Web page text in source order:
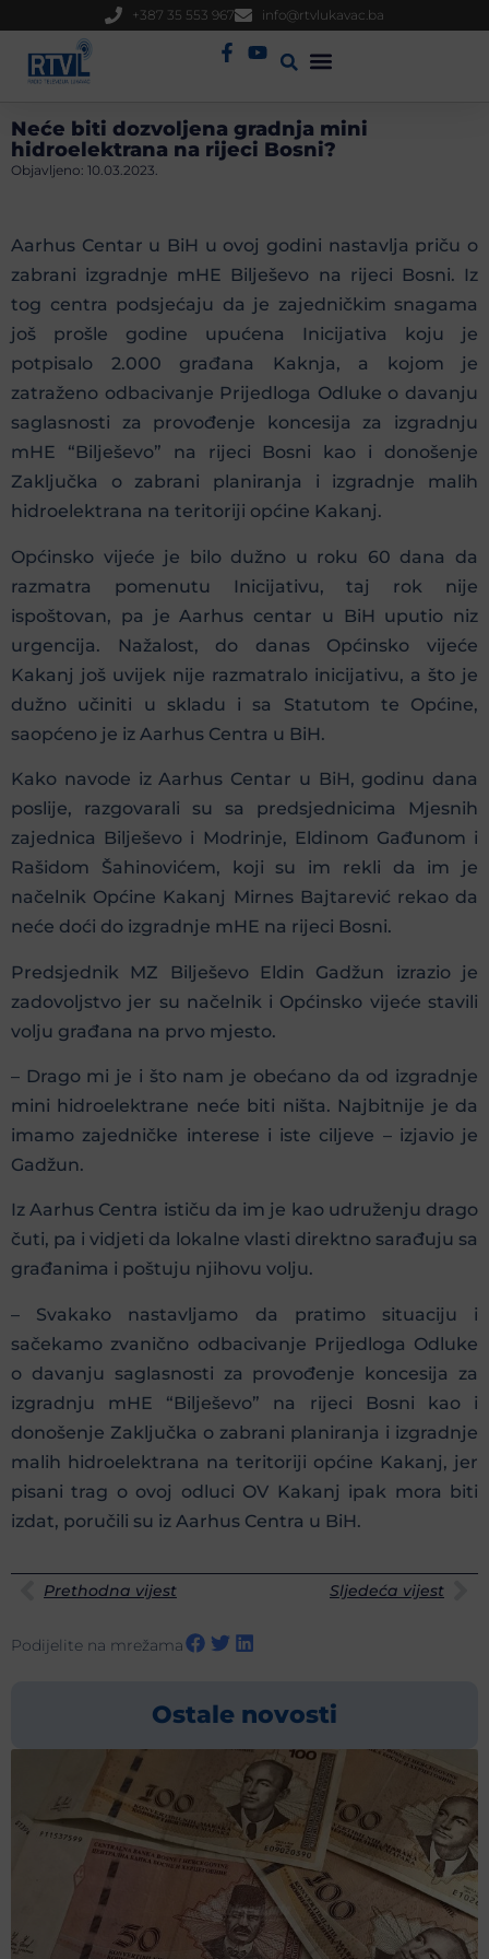
+387 35 553 967 info@rtvlukavac.ba
Neće biti dozvoljena gradnja mini
hidroelektrana na rijeci Bosni?
Objavljeno: 10.03.2023.
Aarhus Centar u BiH u ovoj godini nastavlja priču o
zabrani izgradnje mHE Bilješevo na rijeci Bosni. Iz
tog centra podsjećaju da je zajedničkim snagama
još prošle godine upućena Inicijativa koju je
potpisalo 2.000 građana Kaknja, a kojom je
zatraženo odbacivanje Prijedloga Odluke o davanju
saglasnosti za provođenje koncesija za izgradnju
mHE “Bilješevo” na rijeci Bosni kao i donošenje
Zaključka o zabrani planiranja i izgradnje malih
hidroelektrana na teritoriji općine Kakanj.
Općinsko vijeće je bilo dužno u roku 60 dana da
razmatra pomenutu Inicijativu, taj rok nije
ispoštovan, pa je Aarhus centar u BiH uputio niz
urgencija. Nažalost, do danas Općinsko vijeće
Kakanj još uvijek nije razmatralo inicijativu, a što je
dužno učiniti u skladu i sa Statutom te Općine,
saopćeno je iz Aarhus Centra u BiH.
Kako navode iz Aarhus Centar u BiH, godinu dana
poslije, razgovarali su sa predsjednicima Mjesnih
zajednica Bilješevo i Modrinje, Eldinom Gađunom i
Rašidom Šahinovićem, koji su im rekli da im je
načelnik Općine Kakanj Mirnes Bajtarević rekao da
neće doći do izgradnje mHE na rijeci Bosni.
Predsjednik MZ Bilješevo Eldin Gadžun izrazio je
zadovoljstvo jer su načelnik i Općinsko vijeće stavili
volju građana na prvo mjesto.
– Drago mi je i što nam je obećano da od izgradnje
mini hidroelektrane neće biti ništa. Najbitnije je da
imamo zajedničke interese i iste ciljeve – izjavio je
Gadžun.
Iz Aarhus Centra ističu da im je kao udruženju drago
čuti, pa i vidjeti da lokalne vlasti direktno sarađuju sa
građanima i poštuju njihovu volju.
– Svakako nastavljamo da pratimo situaciju i
sačekamo zvanično odbacivanje Prijedloga Odluke
o davanju saglasnosti za provođenje koncesija za
izgradnju mHE “Bilješevo” na rijeci Bosni kao i
donošenje Zaključka o zabrani planiranja i izgradnje
malih hidroelektrana na teritoriji općine Kakanj, jer
pisani trag o ovoj odluci OV Kakanj ipak mora biti
izdat, poručili su iz Aarhus Centra u BiH.
Prethodna vijest Sljedeća vijest
Podijelite na mrežama
Ostale novosti